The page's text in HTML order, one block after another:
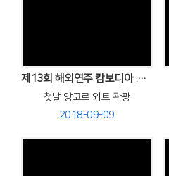
제13회 해외연주 캄보디아 .베트남 연주 여행
첫날 앙코르 와트 관광
2018-09-09